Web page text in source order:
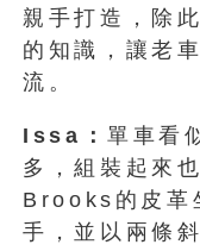
親手打造，除
的知識，讓老
流。
Issa：單車看
多，組裝起來
Brooks的皮革
手，並以兩條